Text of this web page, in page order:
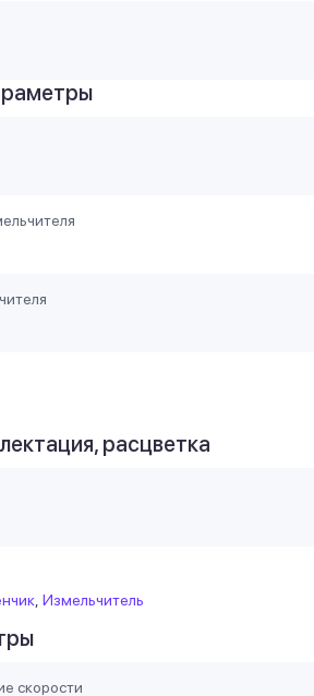
расцветка
Измельчитель
скорости